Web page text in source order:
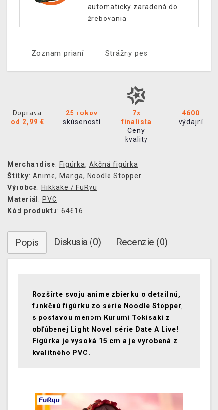
automaticky zaradená do
žrebovania.
Zoznam prianí Strážny pes
Doprava
od 2,99 €
25 rokov
skúseností
7x
finalista
Ceny
kvality
4600
výdajní
Merchandise: Figúrka, Akčná figúrka
Štítky: Anime, Manga, Noodle Stopper
Výrobca: Hikkake / FuRyu
Materiál : PVC
Kód produktu: 64616
Popis Diskusia (0) Recenzie (0)
Rozšírte svoju anime zbierku o detailnú,
funkčnú figúrku zo série Noodle Stopper,
s postavou menom Kurumi Tokisaki z
obľúbenej Light Novel série Date A Live!
Figúrka je vysoká 15 cm a je vyrobená z
kvalitného PVC.